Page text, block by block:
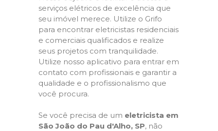
serviços elétricos de excelência que
seu imóvel merece. Utilize o Grifo
para encontrar eletricistas residenciais
e comerciais qualificados e realize
seus projetos com tranquilidade.
Utilize nosso aplicativo para entrar em
contato com profissionais e garantir a
qualidade e o profissionalismo que
você procura.
Se você precisa de um eletricista em
São João do Pau d'Alho, SP, não